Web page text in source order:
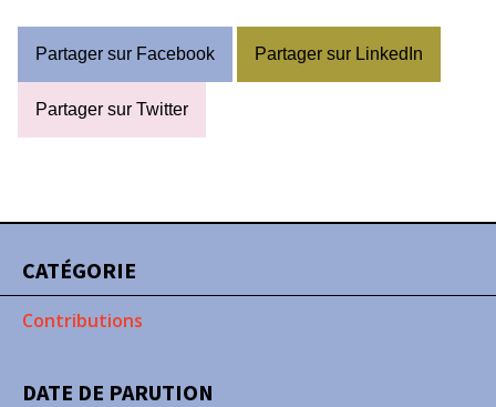
CATÉGORIE
Contributions
DATE DE PARUTION
Partager sur Facebook Partager sur LinkedIn
Partager sur Twitter